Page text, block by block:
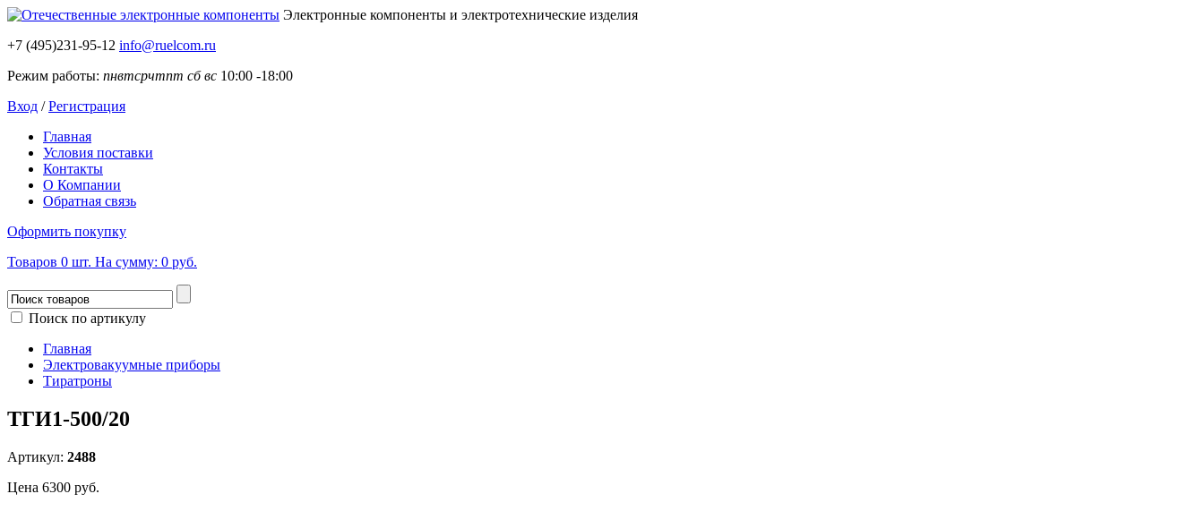
Электронные компоненты и электротехнические изделия
+7 (495)231-95-12 info@ruelcom.ru
Режим работы: пнвтсрчтпт сб вс 10:00 -18:00
Вход /Регистрация
Главная
Условия поставки
Контакты
О Компании
Обратная связь
Оформить покупку
Товаров 0 шт. На сумму: 0 руб.
Поиск по артикулу
Главная
Электровакуумные приборы
Тиратроны
ТГИ1-500/20
Артикул: 2488
Цена 6300 руб.